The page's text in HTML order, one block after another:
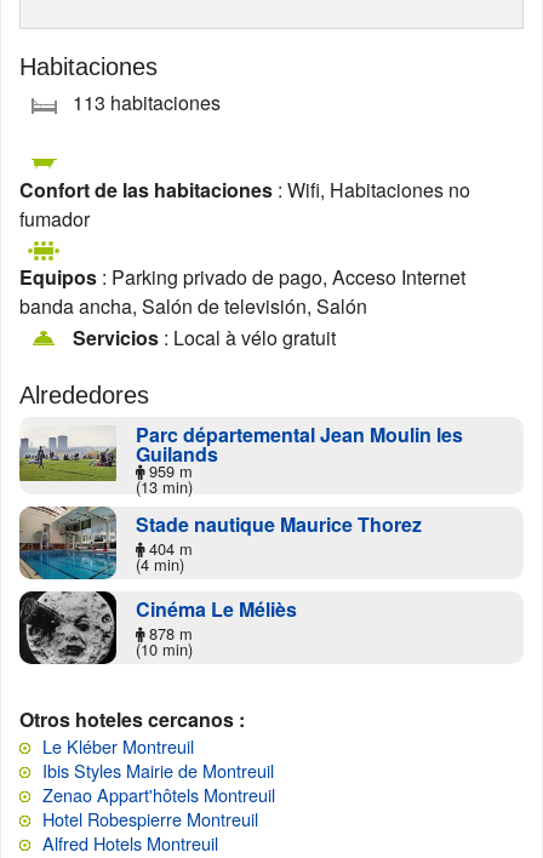
Habitaciones
113 habitaciones
Confort de las habitaciones : Wifi, Habitaciones no
fumador
Equipos : Parking privado de pago, Acceso Internet
banda ancha, Salón de televisión, Salón
Servicios : Local à vélo gratuit
Alrededores
Parc départemental Jean Moulin les
Guilands
959 m
(13 min)
Stade nautique Maurice Thorez
404 m
(4 min)
Cinéma Le Méliès
878 m
(10 min)
Otros hoteles cercanos :
Le Kléber Montreuil
Ibis Styles Mairie de Montreuil
Zenao Appart'hôtels Montreuil
Hotel Robespierre Montreuil
Alfred Hotels Montreuil